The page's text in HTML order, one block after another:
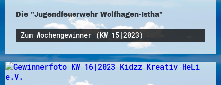
Die "Jugendfeuerwehr Wolfhagen-Istha"
Zum Wochengewinner (KW 15|2023)